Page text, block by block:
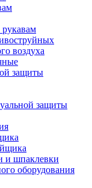
воздуха
защиты
защиты
и шпаклевки
оборудования